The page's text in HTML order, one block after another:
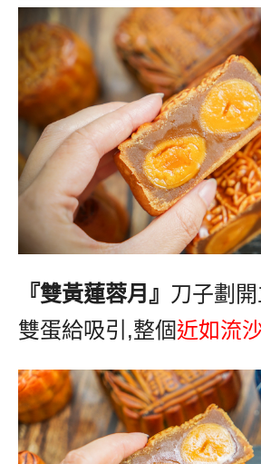
『雙黃蓮蓉月』 刀子劃
雙蛋給吸引 ,整個近如流